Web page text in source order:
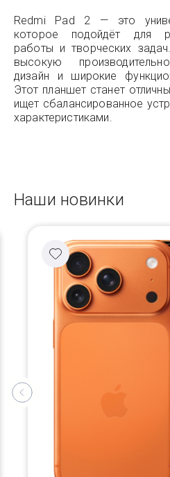
Redmi Pad 2 — это
которое подойдёт для
работы и творческих
высокую
дизайн и широкие
Этот планшет станет
ищет сбалансированное
характеристиками.
Наши новинки